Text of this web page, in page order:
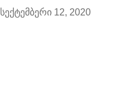
სექტემბერი 12, 2020